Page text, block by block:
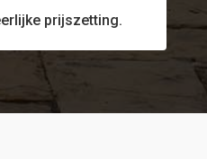
prijszetting.